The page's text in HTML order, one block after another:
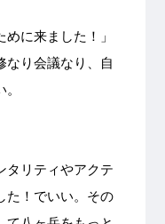
めに来ました！」
なり会議なり、自
タリティやアクテ
た！でいい。その